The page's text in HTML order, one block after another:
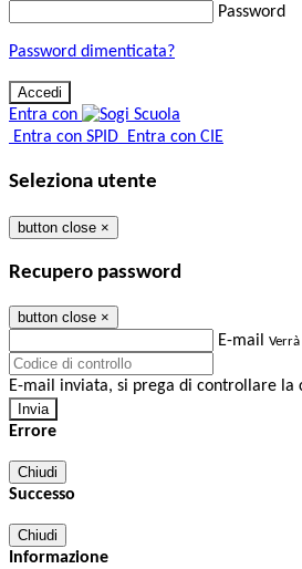
Password
Password dimenticata?
Entra con
Entra con SPID Entra con CIE
Seleziona utente
button close ×
Recupero password
button close ×
E-mail
E-mail inviata, si prega di controllare la
Errore
Chiudi
Successo
Chiudi
Informazione